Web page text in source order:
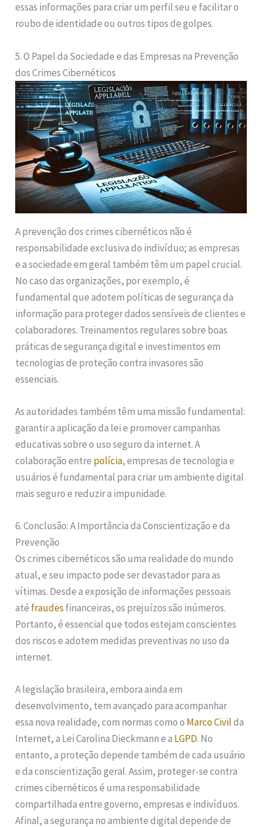
essas informações para criar um perfil seu e facilitar o
roubo de identidade ou outros tipos de golpes.
5. O Papel da Sociedade e das Empresas na Prevenção
dos Crimes Cibernéticos
A prevenção dos crimes cibernéticos não é
responsabilidade exclusiva do indivíduo; as empresas
e a sociedade em geral também têm um papel crucial.
No caso das organizações, por exemplo, é
fundamental que adotem políticas de segurança da
informação para proteger dados sensíveis de clientes e
colaboradores. Treinamentos regulares sobre boas
práticas de segurança digital e investimentos em
tecnologias de proteção contra invasores são
essenciais.
As autoridades também têm uma missão fundamental:
garantir a aplicação da lei e promover campanhas
educativas sobre o uso seguro da internet. A
colaboração entre polícia, empresas de tecnologia e
usuários é fundamental para criar um ambiente digital
mais seguro e reduzir a impunidade.
6. Conclusão: A Importância da Conscientização e da
Prevenção
Os crimes cibernéticos são uma realidade do mundo
atual, e seu impacto pode ser devastador para as
vítimas. Desde a exposição de informações pessoais
até fraudes financeiras, os prejuízos são inúmeros.
Portanto, é essencial que todos estejam conscientes
dos riscos e adotem medidas preventivas no uso da
internet.
A legislação brasileira, embora ainda em
desenvolvimento, tem avançado para acompanhar
essa nova realidade, com normas como o Marco Civilda
Internet, a Lei Carolina Dieckmann e a LGPD. No
entanto, a proteção depende também de cada usuário
e da conscientização geral. Assim, proteger-se contra
crimes cibernéticos é uma responsabilidade
compartilhada entre governo, empresas e indivíduos.
Afinal, a segurança no ambiente digital depende de